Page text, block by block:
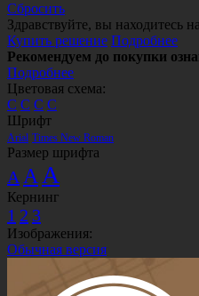
Сбросить
Здравствуйте, вы находитесь
Купить решение Подробнее
Рекомендуем до покупки
Подробнее
Цветовая схема:
C C C C
Шрифт
Arial Times New Roman
Размер шрифта
A AA
Кернинг
1 2 3
Изображения:
Обычная версия